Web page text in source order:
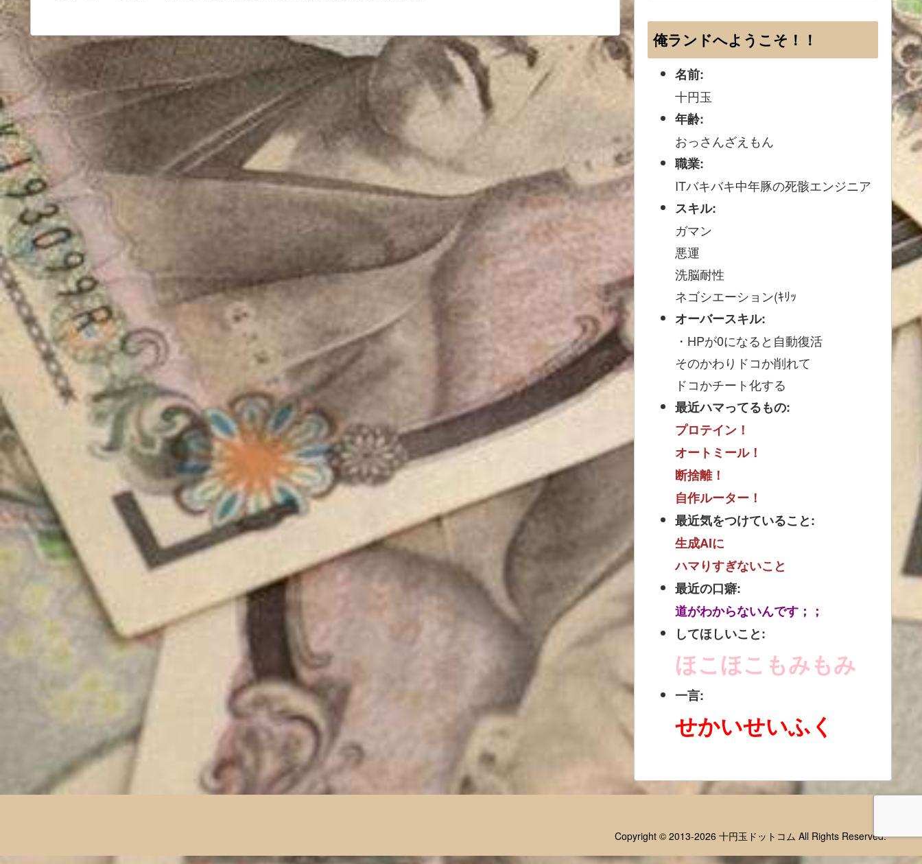
俺ランドへようこそ！！
名前:
十円玉
年齢:
おっさんざえもん
職業:
ITバキバキ中年豚の死骸エンジニア
スキル:
ガマン
悪運
洗脳耐性
ネゴシエーション(ｷﾘｯ
オーバースキル:
・HPが0になると自動復活
そのかわりドコか削れて
ドコかチート化する
最近ハマってるもの:
プロテイン！
オートミール！
断捨離！
自作ルーター！
最近気をつけていること:
生成AIに
ハマりすぎないこと
最近の口癖:
道がわからないんです；；
してほしいこと:
ほこほこもみもみ
一言:
せかいせいふく
Copyright © 2013-2026 十円玉ドットコム All Rights Reserved.